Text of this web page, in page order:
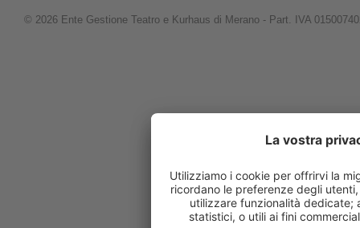
© 2026 Ente Gestione Teatro e Kurhaus di Merano - Part. IVA